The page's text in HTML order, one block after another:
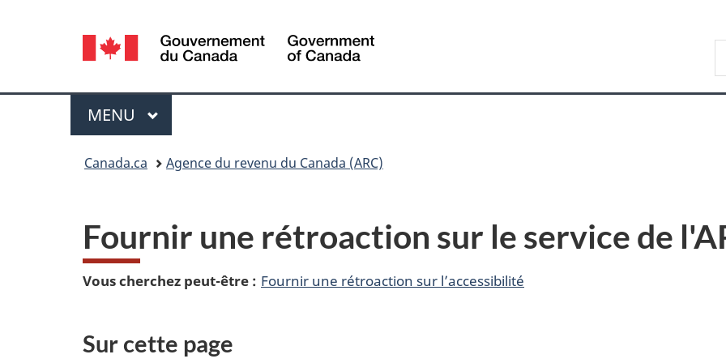
sujet
HTML
Sélection
de
la
langue
Canada
Menu
MENU PRINCIPAL
Canada.ca Agence du revenu du Canada (ARC)
Fournir une rétroaction sur le service de
Vous cherchez peut-être : Fournir une rétroaction sur l’accessibilité
Sur cette page